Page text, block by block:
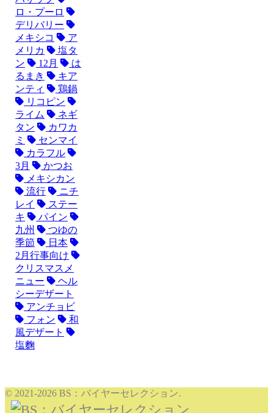
ロ・プーロ
デリバリー
メキシコ
ア
メリカ
塩タ
ン
12月
は
るまき
キア
ンティ
鶏鍋
リコピン
ライム
ネギ
タン
カワカ
ミ
センマイ
カラフル
3月
かつお
メキシカン
流行
ニチ
レイ
ステー
キ
パイン
九州
つゆの
季節
日本
2月行事向け
クリスマスメ
ニュー
ヘル
シーデザート
アンチョビ
フォン
和
風デザート
塩麴
© 2021-2026 BS：バイヤーセレクション.